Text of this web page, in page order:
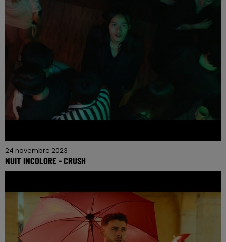
24 novembre 2023
NUIT INCOLORE - CRUSH